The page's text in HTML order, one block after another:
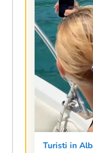
Turisti in